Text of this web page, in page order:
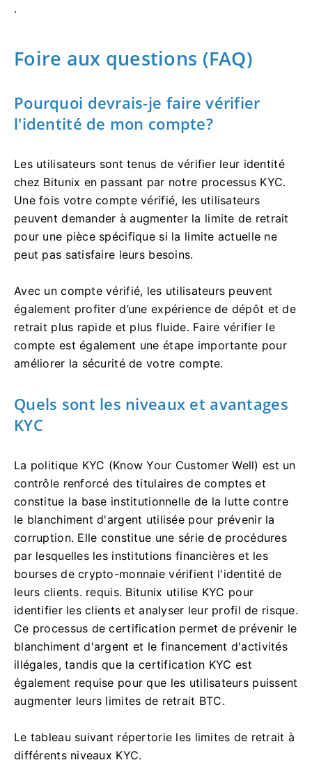
.
Foire aux questions (FAQ)
Pourquoi devrais-je faire vérifier
l'identité de mon compte?
Les utilisateurs sont tenus de vérifier leur identité
chez Bitunix en passant par notre processus KYC.
Une fois votre compte vérifié, les utilisateurs
peuvent demander à augmenter la limite de retrait
pour une pièce spécifique si la limite actuelle ne
peut pas satisfaire leurs besoins.
Avec un compte vérifié, les utilisateurs peuvent
également profiter d’une expérience de dépôt et de
retrait plus rapide et plus fluide. Faire vérifier le
compte est également une étape importante pour
améliorer la sécurité de votre compte.
Quels sont les niveaux et avantages
KYC
La politique KYC (Know Your Customer Well) est un
contrôle renforcé des titulaires de comptes et
constitue la base institutionnelle de la lutte contre
le blanchiment d'argent utilisée pour prévenir la
corruption. Elle constitue une série de procédures
par lesquelles les institutions financières et les
bourses de crypto-monnaie vérifient l'identité de
leurs clients. requis. Bitunix utilise KYC pour
identifier les clients et analyser leur profil de risque.
Ce processus de certification permet de prévenir le
blanchiment d'argent et le financement d'activités
illégales, tandis que la certification KYC est
également requise pour que les utilisateurs puissent
augmenter leurs limites de retrait BTC.
Le tableau suivant répertorie les limites de retrait à
différents niveaux KYC.